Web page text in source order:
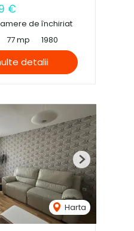
€
de închiriat
77 mp 1980
detalii
Harta
Next